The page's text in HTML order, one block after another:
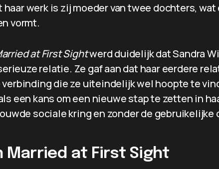
haar werk is zij moeder van twee dochters,
vormt.
at First Sightwerd duidelijk dat Sandra
relatie. Ze gaf aan dat haar eerdere
die ze uiteindelijk wel hoopte te
een kans om een nieuwe stap te zetten in
sociale kring en zonder de gebruikelijke
Married at First Sight